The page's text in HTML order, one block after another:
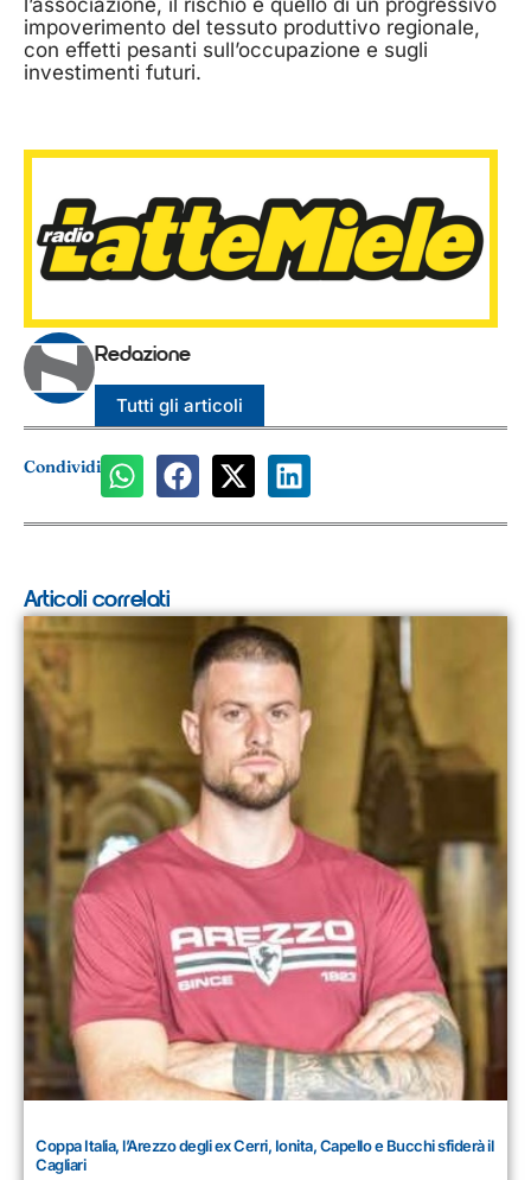
l’associazione, il rischio è quello di un progressivo
impoverimento del tessuto produttivo regionale,
con effetti pesanti sull’occupazione e sugli
investimenti futuri.
Redazione
Tutti gli articoli
Condividi
Articoli correlati
Coppa Italia, l’Arezzo degli ex Cerri, Ionita, Capello e Bucchi sfiderà il
Cagliari